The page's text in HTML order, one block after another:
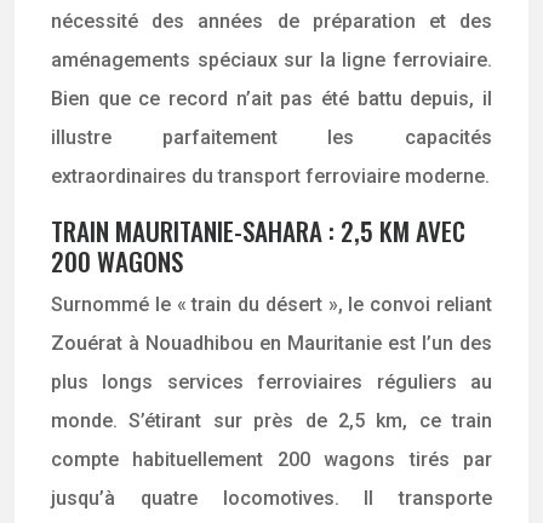
nécessité des années de préparation et des
aménagements spéciaux sur la ligne ferroviaire.
Bien que ce record n’ait pas été battu depuis, il
illustre parfaitement les capacités
extraordinaires du transport ferroviaire moderne.
TRAIN MAURITANIE-SAHARA : 2,5 KM AVEC
200 WAGONS
Surnommé le « train du désert », le convoi reliant
Zouérat à Nouadhibou en Mauritanie est l’un des
plus longs services ferroviaires réguliers au
monde. S’étirant sur près de 2,5 km, ce train
compte habituellement 200 wagons tirés par
jusqu’à quatre locomotives. Il transporte